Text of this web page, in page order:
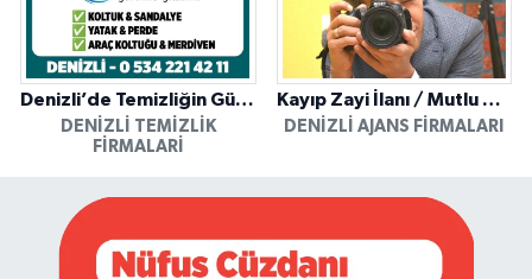
Denizli’de Temizliğin Güvenilir Adresi: Özkan Yerinde Yıkama
DENIZLI TEMIZLIK
FIRMALARI
Kayıp Zayi İlanı / Mutlu Ajans / Denizli
DENIZLI AJANS FIRMALARI